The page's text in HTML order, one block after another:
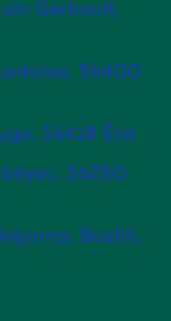
Gerbault,
564OO
56410 Étel
5625O
Boutill,